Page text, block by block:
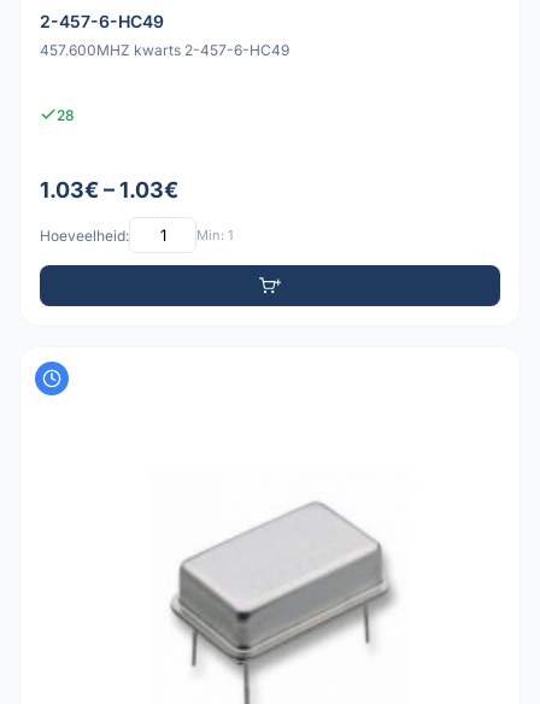
2-457-6-HC49
457.600MHZ kwarts 2-457-6-HC49
28
1.03€ – 1.03€
Hoeveelheid: Min: 1